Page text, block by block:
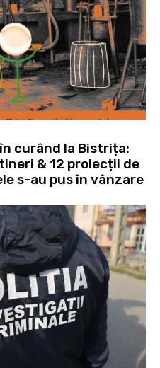
curând la Bistrița:
& 12 proiecții de
s-au pus în vânzare